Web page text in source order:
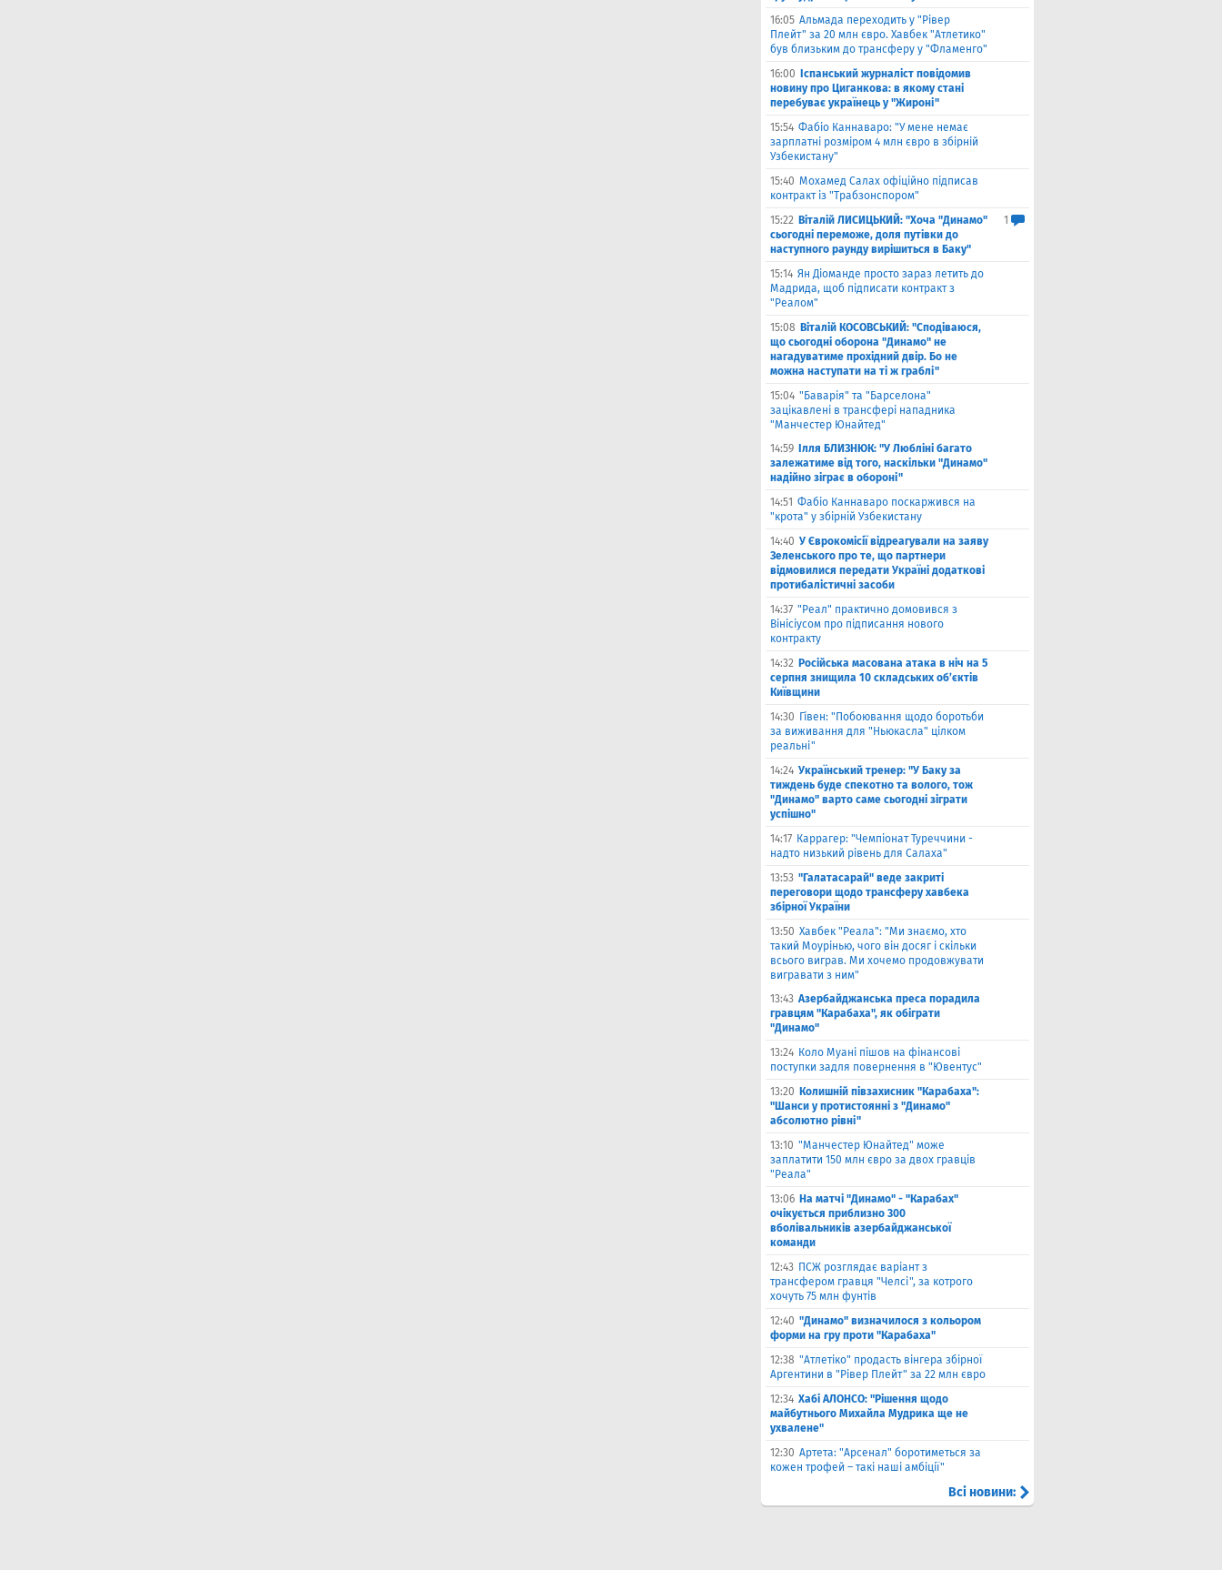
16:05 Альмада переходить у "Рівер
Плейт" за 20 млн євро. Хавбек "Атлетико"
був близьким до трансферу у "Фламенго"
16:00
Іспанський журналіст повідомив
новину про Циганкова: в якому стані
перебуває українець у "Жироні"
15:54 Фабіо Каннаваро: "У мене немає
зарплатні розміром 4 млн євро в збірній
Узбекистану"
15:40 Мохамед Салах офіційно підписав
контракт із "Трабзонспором"
15:22 Віталій ЛИСИЦЬКИЙ: "Хоча "Динамо"
сьогодні переможе, доля путівки до
наступного раунду вирішиться в Баку"
1
15:14 Ян Діоманде просто зараз летить до
Мадрида, щоб підписати контракт з
"Реалом"
15:08 Віталій КОСОВСЬКИЙ: "Сподіваюся,
що сьогодні оборона "Динамо" не
нагадуватиме прохідний двір. Бо не
можна наступати на ті ж граблі"
15:04 "Баварія" та "Барселона"
зацікавлені в трансфері нападника
"Манчестер Юнайтед"
14:59
Ілля БЛИЗНЮК: "У Любліні багато
залежатиме від того, наскільки "Динамо"
надійно зіграє в обороні"
14:51 Фабіо Каннаваро поскаржився на
"крота" у збірній Узбекистану
14:40 У Єврокомісії відреагували на заяву
Зеленського про те, що партнери
відмовилися передати Україні додаткові
протибалістичні засоби
14:37 "Реал" практично домовився з
Вінісіусом про підписання нового
контракту
14:32 Російська масована атака в ніч на 5
серпня знищила 10 складських об’єктів
Київщини
14:30 Гівен: "Побоювання щодо боротьби
за виживання для "Ньюкасла" цілком
реальні"
14:24 Український тренер: "У Баку за
тиждень буде спекотно та волого, тож
"Динамо" варто саме сьогодні зіграти
успішно"
14:17 Каррагер: "Чемпіонат Туреччини -
надто низький рівень для Салаха"
13:53 "Галатасарай" веде закриті
переговори щодо трансферу хавбека
збірної України
13:50 Хавбек "Реала": "Ми знаємо, хто
такий Моурінью, чого він досяг і скільки
всього виграв. Ми хочемо продовжувати
вигравати з ним"
13:43 Азербайджанська преса порадила
гравцям "Карабаха", як обіграти
"Динамо"
13:24 Коло Муані пішов на фінансові
поступки задля повернення в "Ювентус"
13:20 Колишній півзахисник "Карабаха":
"Шанси у протистоянні з "Динамо"
абсолютно рівні"
13:10 "Манчестер Юнайтед" може
заплатити 150 млн євро за двох гравців
"Реала"
13:06 На матчі "Динамо" - "Карабах"
очікується приблизно 300
вболівальників азербайджанської
команди
12:43 ПСЖ розглядає варіант з
трансфером гравця "Челсі", за котрого
хочуть 75 млн фунтів
12:40 "Динамо" визначилося з кольором
форми на гру проти "Карабаха"
12:38 "Атлетіко" продасть вінгера збірної
Аргентини в "Рівер Плейт" за 22 млн євро
12:34 Хабі АЛОНСО: "Рішення щодо
майбутнього Михайла Мудрика ще не
ухвалене"
12:30 Артета: "Арсенал" боротиметься за
кожен трофей – такі наші амбіції"
Всі новини: